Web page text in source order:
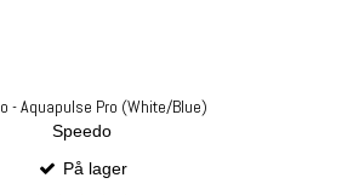
- Aquapulse Pro (White/Blue)
Speedo
På lager